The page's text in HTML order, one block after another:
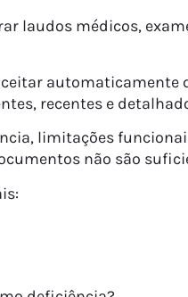
laudos médicos,
recentes e
limitações
não são